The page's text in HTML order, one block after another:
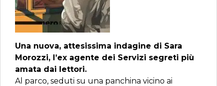
Una nuova, attesissima indagine di Sara
Morozzi, l’ex agente dei Servizi segreti più
amata dai lettori.
Al parco, seduti su una panchina vicino ai